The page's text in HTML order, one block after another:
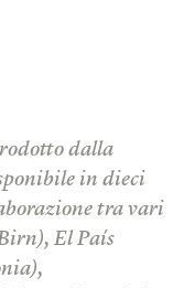
dalla
in dieci
tra vari
El País